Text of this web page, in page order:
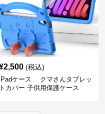
2,500 (税込)
ケース クマさんタブレッ
トカバー 子供用保護ケース